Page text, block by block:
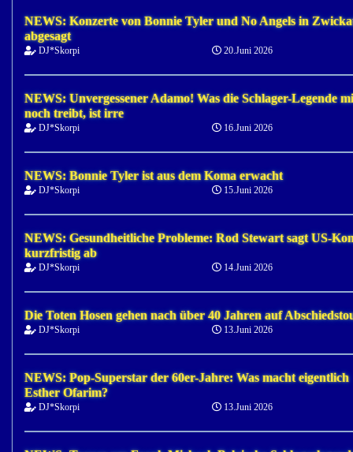
NEWS: Konzerte von Bonnie Tyler und No Angels in
abgesagt
DJ*Skorpi 20.Juni 2026
NEWS: Unvergessener Adamo! Was die Schlager-Legende
noch treibt, ist irre
DJ*Skorpi 16.Juni 2026
NEWS: Bonnie Tyler ist aus dem Koma erwacht
DJ*Skorpi 15.Juni 2026
NEWS: Gesundheitliche Probleme: Rod Stewart sagt US-
kurzfristig ab
DJ*Skorpi 14.Juni 2026
Die Toten Hosen gehen nach über 40 Jahren auf
DJ*Skorpi 13.Juni 2026
NEWS: Pop-Superstar der 60er-Jahre: Was macht eigentlich
Esther Ofarim?
DJ*Skorpi 13.Juni 2026